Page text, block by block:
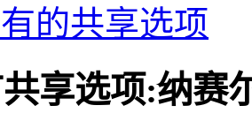
的共享选项
享选项:纳赛